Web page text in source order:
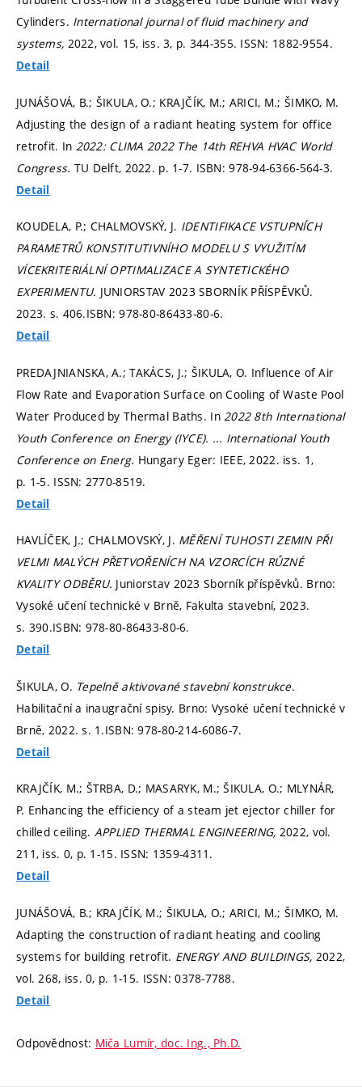
Cylinders. International journal of fluid machinery and
systems, 2022, vol. 15, iss. 3, p. 344-355. ISSN: 1882-9554.
Detail
JUNÁŠOVÁ, B.; ŠIKULA, O.; KRAJČÍK, M.; ARICI, M.; ŠIMKO, M.
Adjusting the design of a radiant heating system for office
retrofit. In 2022: CLIMA 2022 The 14th REHVA HVAC World
Congress. TU Delft, 2022. p. 1-7. ISBN: 978-94-6366-564-3.
Detail
KOUDELA, P.; CHALMOVSKÝ, J. IDENTIFIKACE VSTUPNÍCH
PARAMETRŮ KONSTITUTIVNÍHO MODELU S VYUŽITÍM
VÍCEKRITERIÁLNÍ OPTIMALIZACE A SYNTETICKÉHO
EXPERIMENTU. JUNIORSTAV 2023 SBORNÍK PŘÍSPĚVKŮ.
2023. s. 406.ISBN: 978-80-86433-80-6.
Detail
PREDAJNIANSKA, A.; TAKÁCS, J.; ŠIKULA, O. Influence of Air
Flow Rate and Evaporation Surface on Cooling of Waste Pool
Water Produced by Thermal Baths. In 2022 8th International
Youth Conference on Energy (IYCE). ... International Youth
Conference on Energ. Hungary Eger: IEEE, 2022. iss. 1,
p. 1-5. ISSN: 2770-8519.
Detail
HAVLÍČEK, J.; CHALMOVSKÝ, J. MĚŘENÍ TUHOSTI ZEMIN PŘI
VELMI MALÝCH PŘETVOŘENÍCH NA VZORCÍCH RŮZNÉ
KVALITY ODBĚRU. Juniorstav 2023 Sborník příspěvků. Brno:
Vysoké učení technické v Brně, Fakulta stavební, 2023.
s. 390.ISBN: 978-80-86433-80-6.
Detail
ŠIKULA, O. Tepelně aktivované stavební konstrukce.
Habilitační a inaugrační spisy. Brno: Vysoké učení technické v
Brně, 2022.s. 1.ISBN: 978-80-214-6086-7.
Detail
KRAJČÍK, M.; ŠTRBA, D.; MASARYK, M.; ŠIKULA, O.; MLYNÁR,
P. Enhancing the efficiency of a steam jet ejector chiller for
chilled ceiling. APPLIED THERMAL ENGINEERING, 2022, vol.
211, iss. 0, p. 1-15. ISSN: 1359-4311.
Detail
JUNÁŠOVÁ, B.; KRAJČÍK, M.; ŠIKULA, O.; ARICI, M.; ŠIMKO, M.
Adapting the construction of radiant heating and cooling
systems for building retrofit. ENERGY AND BUILDINGS, 2022,
vol. 268, iss. 0, p. 1-15. ISSN: 0378-7788.
Detail
Odpovědnost: Miča Lumír, doc. Ing., Ph.D.